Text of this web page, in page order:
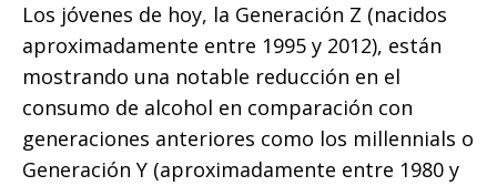
Los jóvenes de hoy, la Generación Z (nacidos
aproximadamente entre 1995 y 2012), están
mostrando una notable reducción en el
consumo de alcohol en comparación con
generaciones anteriores como los millennials o
Generación Y (aproximadamente entre 1980 y